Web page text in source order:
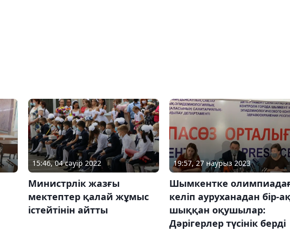
15:46, 04 сәуір 2022
Министрлік жазғы
мектептер қалай жұмыс
істейтінін айтты
19:57, 27 наурыз 2023
Шымкентке
келіп ауруханадан бір-
шыққан оқушылар:
Дәрігерлер түсінік берді